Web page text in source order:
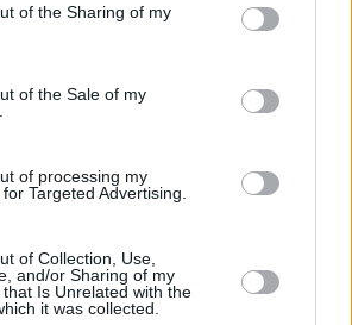
pero usted tiene el derecho de
Sus preferencias se aplicarán
entrando de nuevo en este sitio web o
de privacidad.
of the Sharing of my
of the Sale of my
of processing my
Targeted Advertising.
of Collection, Use,
and/or Sharing of my
Is Unrelated with the
it was collected.